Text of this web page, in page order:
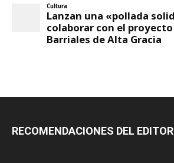
RECOMENDACIONES DEL EDITOR